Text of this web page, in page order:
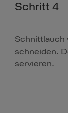
Schritt 4
Schnittlauch
schneiden.
servieren.